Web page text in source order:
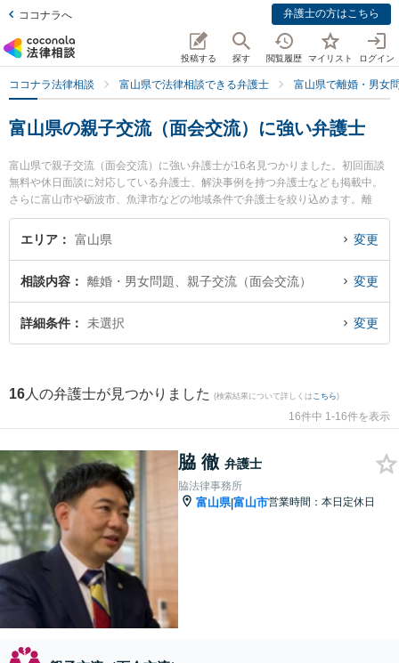
ココナラへ 弁護士の方はこちら
投稿する 探す 閲覧履歴 マイリスト ログイン
ココナラ法律相談 富山県で法律相談できる弁護士 富山県で離婚・男女
富山県の親子交流（面会交流）に強い弁護士
富山県で親子交流（面会交流）に強い弁護士が16名見つかりました。初回面談
無料や休日面談に対応している弁護士、解決事例を持つ弁護士なども掲載中。
さらに富山市や砺波市、魚津市などの地域条件で弁護士を絞り込めます。離
婚・男女問題に関係する財産分与や養育費、親権等の細かな分野での絞り込み
検索もでき便利です。特に脇法律事務所の脇 徹弁護士や法律事務所Z 富山オフ
した親子交流（面会交流）のトラブルを今すぐに弁護士に相談したい』『親子
交流（面会交流）のトラブル解決の実績豊富な近くの弁護士を検索したい』
『初回相談無料で親子交流（面会交流）を法律相談できる富山県内の弁護士に
エリア 富山県 変更
相談内容 離婚・男女問題、親子交流（面会交流） 変更
詳細条件 未選択 変更
16 人の弁護士が見つかりました (検索結果について詳しくは こちら)
16件中 1-16件を表示
脇 徹 弁護士
脇法律事務所
富山県|富山市営業時間：本日定休日